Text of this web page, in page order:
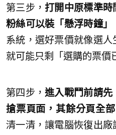
第三步，打開中原標準時
粉絲可以裝「懸浮時鐘」
系統，選好票價就像選
就可能只剩「選購的票價
第四步，進入戰鬥前請先
搶票頁面，其餘分頁全
清一清，讓電腦恢復出